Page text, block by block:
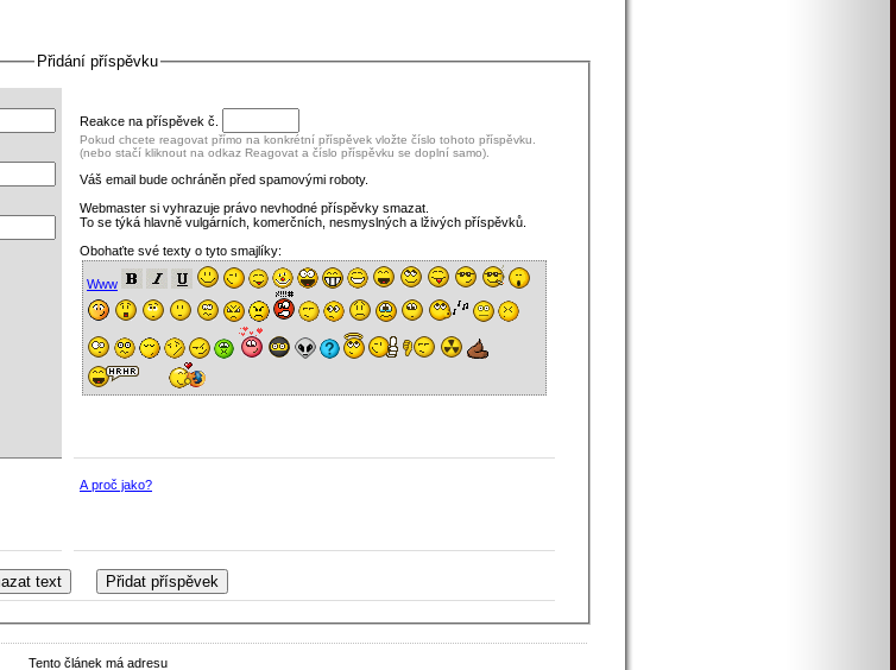
Přidání příspěvku
Reakce na příspěvek č.
Pokud chcete reagovat přímo na konkrétní příspěvek vložte číslo tohoto příspěvku.
(nebo stačí kliknout na odkaz Reagovat a číslo příspěvku se doplní samo).
Váš email bude ochráněn před spamovými roboty.
Webmaster si vyhrazuje právo nevhodné příspěvky smazat.
To se týká hlavně vulgárních, komerčních, nesmyslných a lživých příspěvků.
Obohaťte své texty o tyto smajlíky:
Www
A proč jako?
Tento článek má adresu